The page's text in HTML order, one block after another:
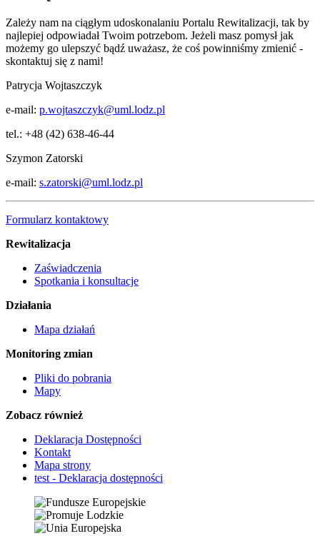
Zależy nam na ciągłym udoskonalaniu Portalu Rewitalizacji, tak by
najlepiej odpowiadał Twoim potrzebom. Jeżeli masz pomysł jak
możemy go ulepszyć bądź uważasz, że coś powinniśmy zmienić -
skontaktuj się z nami!
Patrycja Wojtaszczyk
e-mail: p.wojtaszczyk@uml.lodz.pl
tel.: +48 (42) 638-46-44
Szymon Zatorski
e-mail: s.zatorski@uml.lodz.pl
Formularz kontaktowy
Rewitalizacja
Zaświadczenia
Spotkania i konsultacje
Działania
Mapa działań
Monitoring zmian
Pliki do pobrania
Mapy
Zobacz również
Deklaracja Dostępności
Kontakt
Mapa strony
test - Deklaracja dostępności